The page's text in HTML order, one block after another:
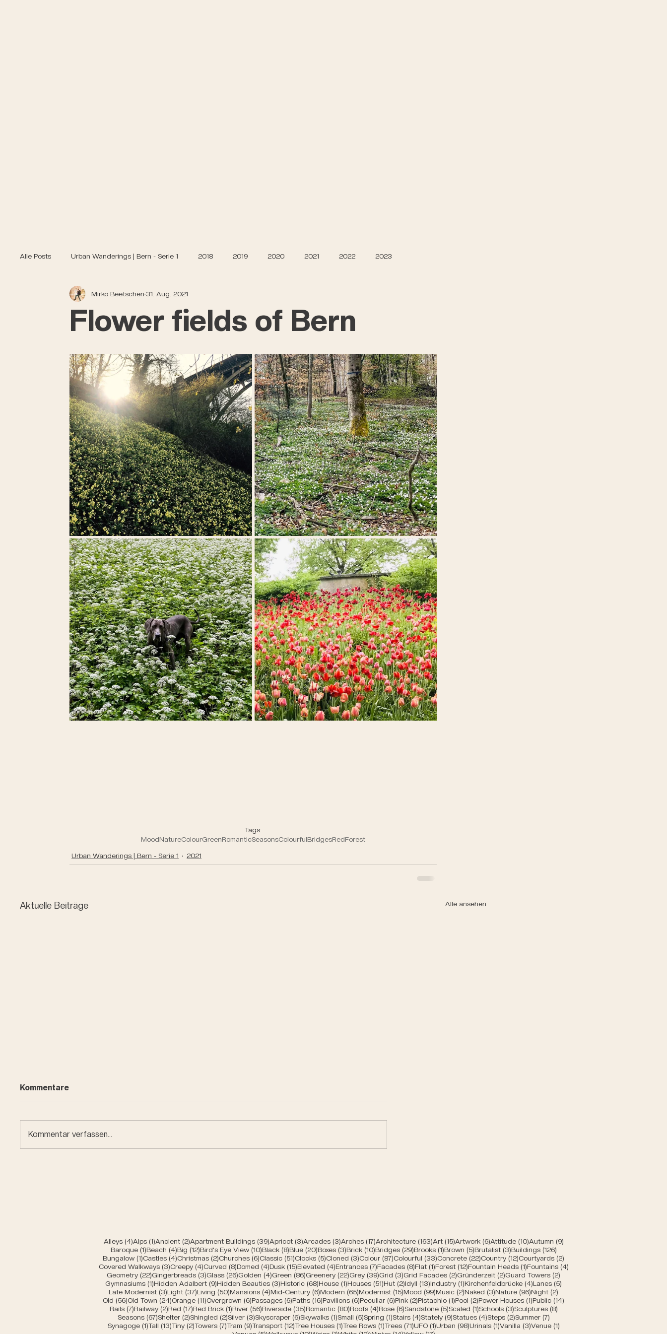
Alle Posts Urban Wanderings | Bern - Serie 1 2018 2019 2020 2021 2022 2023
Flower fields of Bern
Mirko Beetschen 31. Aug. 2021
Tags:
MoodNatureColourGreenRomanticSeasonsColourfulBridgesRedForest
Urban Wanderings | Bern - Serie 1 2021
Aktuelle Beiträge Alle ansehen
Kommentare
Kommentar verfassen...
Alleys (4)4 Beiträge
Alps (1)1 Beitrag
Ancient (2)2 Beiträge
Apartment Buildings (39)39 Beiträge
Apricot (3)3 Beiträge
Arcades (3)3 Beiträge
Arches (17)17 Beiträge
Architecture (163)163 Beiträge
Art (15)15 Beiträge
Artwork (6)6 Beiträge
Attitude (10)10 Beiträge
Autumn (9)9 Beiträge
Baroque (1)1 Beitrag
Beach (4)4 Beiträge
Big (12)12 Beiträge
Bird's Eye View (10)10 Beiträge
Black (8)8 Beiträge
Blue (20)20 Beiträge
Boxes (3)3 Beiträge
Brick (10)10 Beiträge
Bridges (29)29 Beiträge
Brooks (1)1 Beitrag
Brown (5)5 Beiträge
Brutalist (3)3 Beiträge
Buildings (126)126 Beiträge
Bungalow (1)1 Beitrag
Castles (4)4 Beiträge
Christmas (2)2 Beiträge
Churches (6)6 Beiträge
Classic (51)51 Beiträge
Clocks (5)5 Beiträge
Cloned (3)3 Beiträge
Colour (87)87 Beiträge
Colourful (33)33 Beiträge
Concrete (22)22 Beiträge
Country (12)12 Beiträge
Courtyards (2)
Covered Walkways (3)3 Beiträge
Creepy (4)4 Beiträge
Curved (8)8 Beiträge
Domed (4)4 Beiträge
Dusk (15)15 Beiträge
Elevated (4)4 Beiträge
Entrances (7)7 Beiträge
Facades (8)8 Beiträge
Flat (1)1 Beitrag
Forest (12)12 Beiträge
Fountain Heads (1)1 Beitrag
Fountains (4)4 Beiträge
Geometry (22)22 Beiträge
Gingerbreads (3)3 Beiträge
Glass (26)26 Beiträge
Golden (4)4 Beiträge
Green (86)86 Beiträge
Greenery (22)22 Beiträge
Grey (39)39 Beiträge
Grid (3)3 Beiträge
Grid Facades (2)2 Beiträge
Gründerzeit (2)2 Beiträge
Guard Towers (2)
Gymnasiums (1)1 Beitrag
Hidden Adalbert (9)9 Beiträge
Hidden Beauties (3)3 Beiträge
Historic (68)68 Beiträge
House (1)1 Beitrag
Houses (51)51 Beiträge
Hut (2)2 Beiträge
Idyll (13)13 Beiträge
Industry (1)1 Beitrag
Kirchenfeldbrücke (4)4 Beiträge
Lanes (5)
Late Modernist (3)3 Beiträge
Light (37)37 Beiträge
Living (50)50 Beiträge
Mansions (4)4 Beiträge
Mid-Century (6)6 Beiträge
Modern (65)65 Beiträge
Modernist (15)15 Beiträge
Mood (99)99 Beiträge
Music (2)2 Beiträge
Naked (3)3 Beiträge
Nature (96)96 Beiträge
Night (2)
Old (56)56 Beiträge
Old Town (24)24 Beiträge
Orange (11)11 Beiträge
Overgrown (6)6 Beiträge
Passages (6)6 Beiträge
Paths (16)16 Beiträge
Pavilions (6)6 Beiträge
Peculiar (6)6 Beiträge
Pink (2)2 Beiträge
Pistachio (1)1 Beitrag
Pool (2)2 Beiträge
Power Houses (1)1 Beitrag
Public (14)
Rails (7)7 Beiträge
Railway (2)2 Beiträge
Red (17)17 Beiträge
Red Brick (1)1 Beitrag
River (56)56 Beiträge
Riverside (35)35 Beiträge
Romantic (80)80 Beiträge
Roofs (4)4 Beiträge
Rose (6)6 Beiträge
Sandstone (5)5 Beiträge
Scaled (1)1 Beitrag
Schools (3)3 Beiträge
Sculptures (8)8 Beiträge
Seasons (67)67 Beiträge
Shelter (2)2 Beiträge
Shingled (2)2 Beiträge
Silver (3)3 Beiträge
Skyscraper (6)6 Beiträge
Skywalks (1)1 Beitrag
Small (5)5 Beiträge
Spring (1)1 Beitrag
Stairs (4)4 Beiträge
Stately (9)9 Beiträge
Statues (4)4 Beiträge
Steps (2)2 Beiträge
Summer (7)7 Beiträge
Synagoge (1)1 Beitrag
Tall (13)13 Beiträge
Tiny (2)2 Beiträge
Towers (7)7 Beiträge
Tram (9)9 Beiträge
Transport (12)12 Beiträge
Tree Houses (1)1 Beitrag
Tree Rows (1)1 Beitrag
Trees (71)71 Beiträge
UFO (1)1 Beitrag
Urban (98)98 Beiträge
Urinals (1)1 Beitrag
Vanilla (3)3 Beiträge
Venue (1)1 Beitrag